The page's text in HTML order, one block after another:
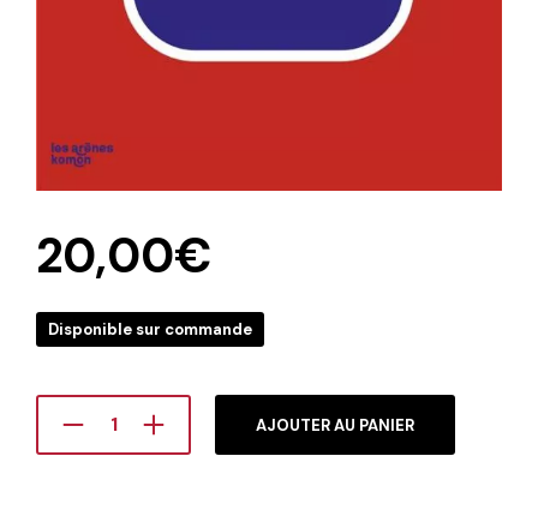
20,00€
Disponible sur commande
AJOUTER AU PANIER